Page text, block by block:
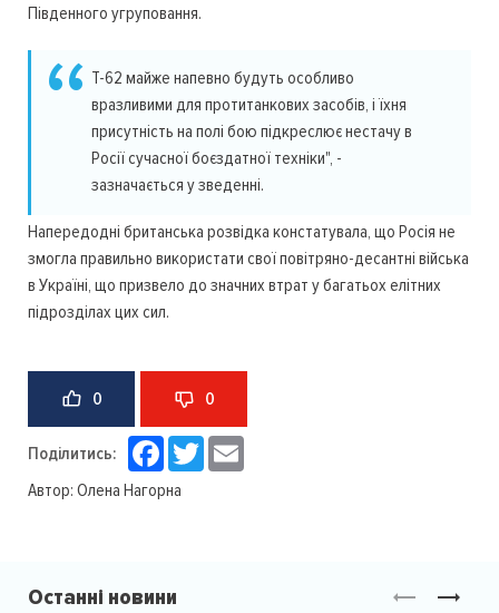
Південного угруповання.
Т-62 майже напевно будуть особливо
вразливими для протитанкових засобів, і їхня
присутність на полі бою підкреслює нестачу в
Росії сучасної боєздатної техніки", -
зазначається у зведенні.
Напередодні британська розвідка констатувала, що Росія не
змогла правильно використати свої повітряно-десантні війська
в Україні, що призвело до значних втрат у багатьох елітних
підрозділах цих сил.
0 0
Поділитись: Facebook
Twitter
Автор: Олена Нагорна
Останні новини